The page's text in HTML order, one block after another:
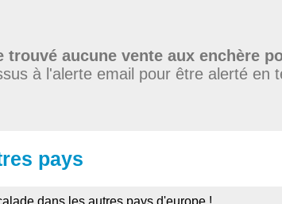
trouvé aucune vente aux enchère
à l'alerte email pour être alerté en
pays